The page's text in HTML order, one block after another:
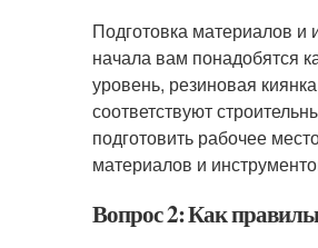
Подготовка материалов
начала вам понадобятся
уровень, резиновая
соответствуют
подготовить рабочее
материалов и
Вопрос 2: Как